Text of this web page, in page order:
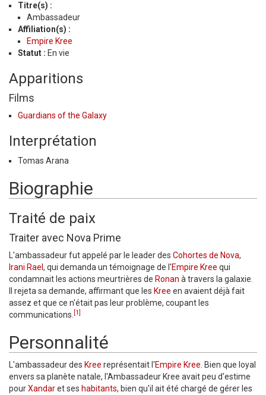
Titre(s) :
Ambassadeur
Affiliation(s) :
Empire Kree
Statut : En vie
Apparitions
Films
Guardians of the Galaxy
Interprétation
Tomas Arana
Biographie
Traité de paix
Traiter avec Nova Prime
L'ambassadeur fut appelé par le leader des Cohortes de Nova,
Irani Rael , qui demanda un témoignage de l'Empire Kree qui
condamnait les actions meurtrières de Ronan à travers la galaxie.
Il rejeta sa demande, affirmant que les Kree en avaient déjà fait
assez et que ce n'était pas leur problème, coupant les
communications. [1]
Personnalité
L'ambassadeur des Kree représentait l'Empire Kree. Bien que loyal
envers sa planète natale, l'Ambassadeur Kree avait peu d'estime
pourXandaret ses habitants, bien qu'il ait été chargé de gérer les